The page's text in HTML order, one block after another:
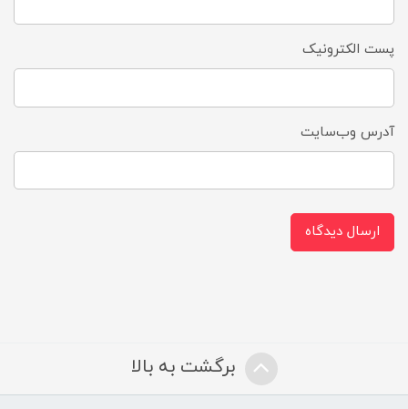
پست الکترونیک
آدرس وب‌سایت
ارسال دیدگاه
برگشت به بالا